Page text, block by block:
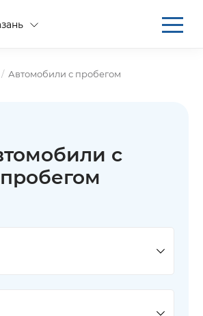
Автомобили с пробегом
с
пробегом